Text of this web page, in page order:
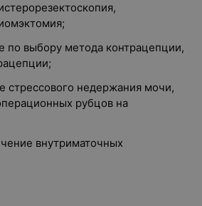
по выбору метода контрацепции,
стрессового недержания мочи,
рубцов на
внутриматочных